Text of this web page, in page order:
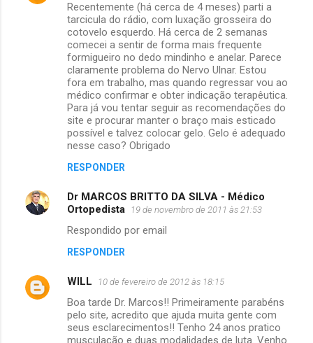
Recentemente (há cerca de 4 meses) parti a
tarcicula do rádio, com luxação grosseira do
cotovelo esquerdo. Há cerca de 2 semanas
comecei a sentir de forma mais frequente
formigueiro no dedo mindinho e anelar. Parece
claramente problema do Nervo Ulnar. Estou
fora em trabalho, mas quando regressar vou ao
médico confirmar e obter indicação terapêutica.
Para já vou tentar seguir as recomendações do
site e procurar manter o braço mais esticado
possível e talvez colocar gelo. Gelo é adequado
nesse caso? Obrigado
RESPONDER
Dr MARCOS BRITTO DA SILVA - Médico
Ortopedista
19 de novembro de 2011 às 21:53
Respondido por email
RESPONDER
WILL 10 de fevereiro de 2012 às 18:15
Boa tarde Dr. Marcos!! Primeiramente parabéns
pelo site, acredito que ajuda muita gente com
seus esclarecimentos!! Tenho 24 anos pratico